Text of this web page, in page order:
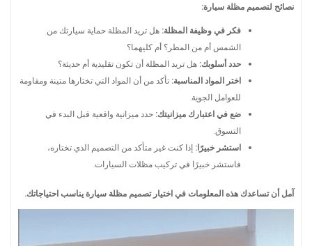
نصائح لتصميم مظلة سيارة:
فكر في وظيفة المظلة: هل تريد المظلة حماية سيارتك من
الشمس أم من المطر؟ أم كليهما؟
حدد أسلوبك: هل تريد المظلة أن تكون تقليدية أم حديثة؟
اختر المواد المناسبة: تأكد من أن المواد التي تختارها متينة ومقاومة
للعوامل الجوية.
ضع في اعتبارك ميزانيتك: حدد ميزانية واقعية قبل البدء في
التسوق.
استشر خبيرًا: إذا كنت غير متأكد من التصميم الذي تختاره،
فاستشر خبيرًا في تركيب مظلات السيارات.
آمل أن تساعدك هذه المعلومات في اختيار تصميم مظلة سيارة يناسب احتياجاتك.